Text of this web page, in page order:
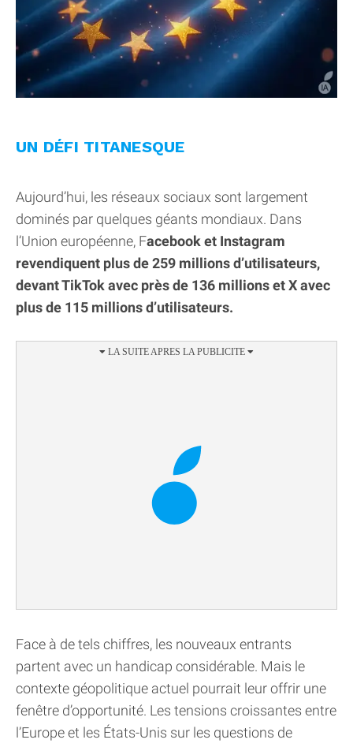
UN DÉFI TITANESQUE
Aujourd’hui, les réseaux sociaux sont largement
dominés par quelques géants mondiaux. Dans
l’Union européenne, Facebook et Instagram
revendiquent plus de 259 millions d’utilisateurs,
devant TikTok avec près de 136 millions et X avec
plus de 115 millions d’utilisateurs.
Face à de tels chiffres, les nouveaux entrants
partent avec un handicap considérable. Mais le
contexte géopolitique actuel pourrait leur offrir une
fenêtre d’opportunité. Les tensions croissantes entre
l’Europe et les États-Unis sur les questions de